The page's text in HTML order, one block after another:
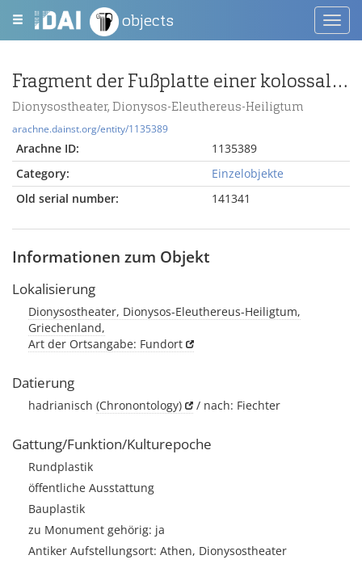
objects
Fragment der Fußplatte einer kolossalen weiblichen Gewandfigur
Dionysostheater, Dionysos-Eleuthereus-Heiligtum
arachne.dainst.org/entity/1135389
Arachne ID:
1135389
Category:
Einzelobjekte
Old serial number:
141341
Informationen zum Objekt
Lokalisierung
Dionysostheater, Dionysos-Eleuthereus-Heiligtum,
Griechenland,
Art der Ortsangabe: Fundort
Datierung
hadrianisch (Chronontology) / nach: Fiechter
Gattung/Funktion/Kulturepoche
Rundplastik
öffentliche Ausstattung
Bauplastik
zu Monument gehörig: ja
Antiker Aufstellungsort: Athen, Dionysostheater